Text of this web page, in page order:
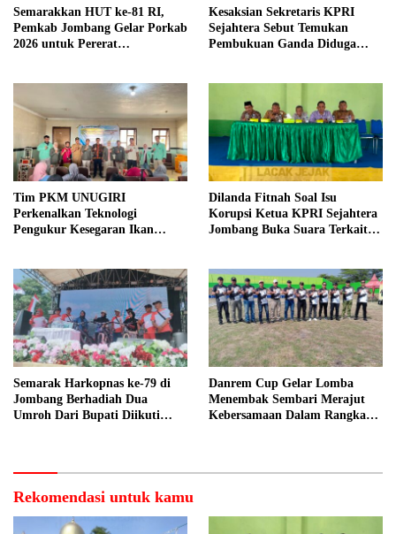
Semarakkan HUT ke-81 RI,
Pemkab Jombang Gelar Porkab
2026 untuk Pererat
Kesaksian Sekretaris KPRI
Sejahtera Sebut Temukan
Pembukuan Ganda Diduga
Tim PKM UNUGIRI
Perkenalkan Teknologi
Pengukur Kesegaran Ikan
Dilanda Fitnah Soal Isu
Korupsi Ketua KPRI Sejahtera
Jombang Buka Suara Terkait
Semarak Harkopnas ke-79 di
Jombang Berhadiah Dua
Umroh Dari Bupati Diikuti
Danrem Cup Gelar Lomba
Menembak Sembari Merajut
Kebersamaan Dalam Rangka
Rekomendasi untuk kamu